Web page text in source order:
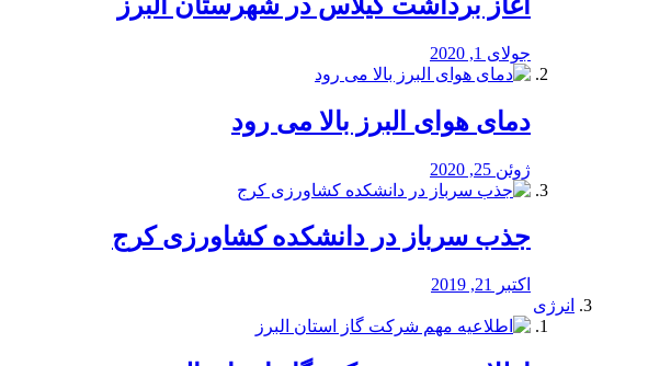
جولای 1, 2020
دمای هوای البرز بالا می رود
ژوئن 25, 2020
جذب سرباز در دانشکده کشاورزی کرج
اکتبر 21, 2019
انرژی